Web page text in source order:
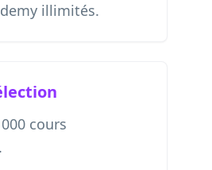
illimités.
cours